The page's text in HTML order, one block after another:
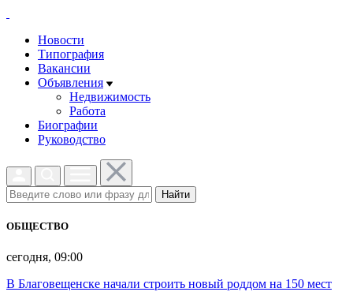
Новости
Типография
Вакансии
Объявления
Недвижимость
Работа
Биографии
Руководство
Найти
ОБЩЕСТВО
сегодня, 09:00
В Благовещенске начали строить новый роддом на 150 мест